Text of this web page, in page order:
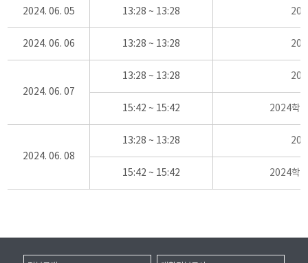
2024. 06. 05 13:28 ~ 13:28
2024. 06. 06 13:28 ~ 13:28
2024. 06. 07
13:28 ~ 13:28
15:42 ~ 15:42 2024학
2024. 06. 08
13:28 ~ 13:28
15:42 ~ 15:42 2024학